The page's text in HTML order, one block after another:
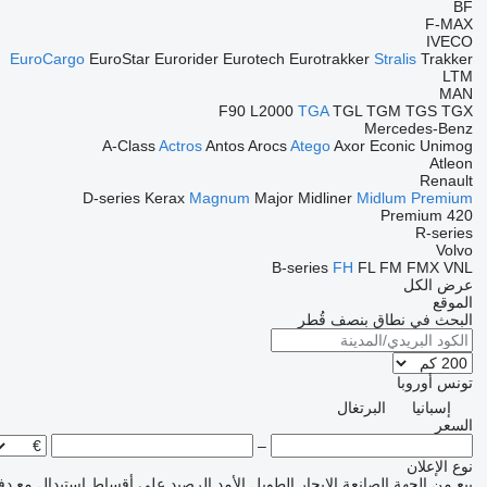
BF
F-MAX
IVECO
EuroCargo EuroStar Eurorider Eurotech Eurotrakker Stralis Trakker
LTM
MAN
F90 L2000 TGA TGL TGM TGS TGX
Mercedes-Benz
A-Class Actros Antos Arocs Atego Axor Econic Unimog
Atleon
Renault
D-series Kerax Magnum Major Midliner Midlum Premium
Premium 420
R-series
Volvo
B-series FH FL FM FMX VNL
عرض الكل
الموقع
البحث في نطاق بنصف قُطر
تونس أوروبا
إسبانيا
البرتغال
السعر
–
نوع الإعلان